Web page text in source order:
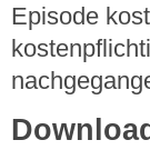
Episode
Download